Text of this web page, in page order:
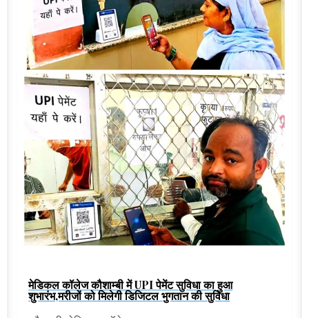
मेडिकल कॉलेज कौशाम्बी में UPI पेमेंट सुविधा का हुआ
शुभारंभ,मरीजों को मिलेगी डिजिटल भुगतान की सुविधा